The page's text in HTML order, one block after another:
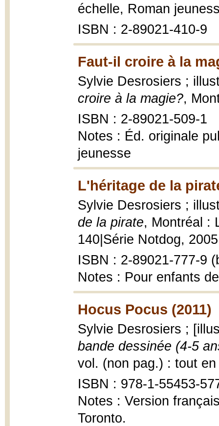
échelle, Roman
ISBN : 2-89021-410-9
Faut-il croire à la
Sylvie Desrosiers ;
croire à la magie?,
ISBN : 2-89021-509-1
Notes : Éd. originale
jeunesse
L'héritage de la
Sylvie Desrosiers ;
de la pirate, Montréal :
140|Série Notdog,
ISBN : 2-89021-777-9
Notes : Pour enfants
Hocus Pocus (2011)
Sylvie Desrosiers ;
bande dessinée (4-5
vol. (non pag.) : tout
ISBN : 978-1-55453-
Notes : Version
Toronto.